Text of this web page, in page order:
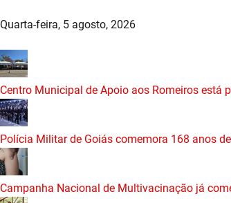
Quarta-feira, 5 agosto, 2026
Centro Municipal de Apoio aos Romeiros está
Polícia Militar de Goiás comemora 168 anos
Campanha Nacional de Multivacinação já